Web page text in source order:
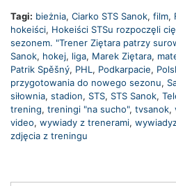
Tagi: bieżnia, Ciarko STS Sanok, film,
hokeiści, Hokeiści STSu rozpoczęli
sezonem. "Trener Ziętara patrzy
Sanok, hokej, liga, Marek Ziętara,
Patrik Spěšný, PHL , Podkarpacie,
przygotowania do nowego sezonu,
siłownia, stadion, STS, STS Sanok,
trening, treningi "na sucho", tvsanok,
video, wywiady z trenerami,
zdjęcia z treningu